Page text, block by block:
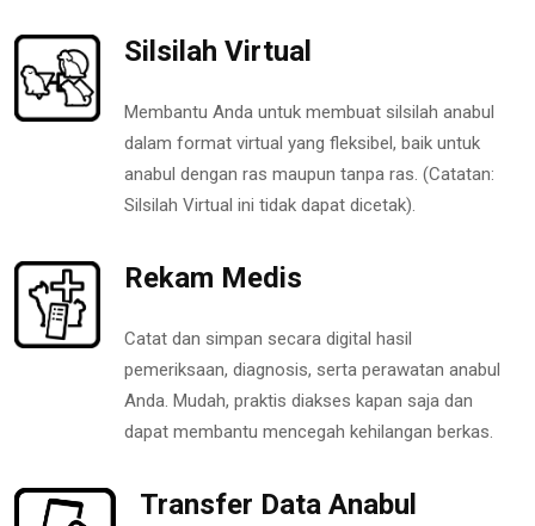
Silsilah Virtual
Membantu Anda untuk membuat silsilah anabul
dalam format virtual yang fleksibel, baik untuk
anabul dengan ras maupun tanpa ras. (Catatan:
Silsilah Virtual ini tidak dapat dicetak).
Rekam Medis
Catat dan simpan secara digital hasil
pemeriksaan, diagnosis, serta perawatan anabul
Anda. Mudah, praktis diakses kapan saja dan
dapat membantu mencegah kehilangan berkas.
Transfer Data Anabul